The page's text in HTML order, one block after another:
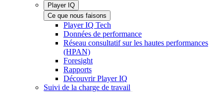
Player IQ
Ce que nous faisons
Player IQ Tech
Données de performance
Réseau consultatif sur les hautes performances
(HPAN)
Foresight
Rapports
Découvrir Player IQ
Suivi de la charge de travail